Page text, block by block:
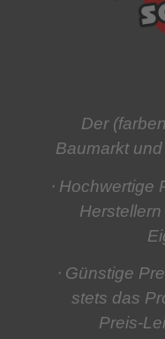
Der
Baumarkt
⋅ Hochwertige
⋅ Günstige
stets das
Preis-